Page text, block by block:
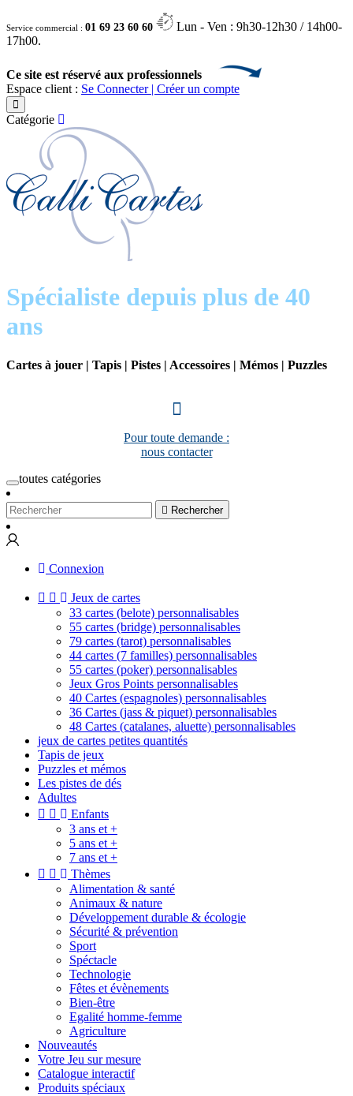
Service commercial : 01 69 23 60 60
Lun - Ven : 9h30-12h30 / 14h00-
17h00.
Ce site est réservé aux professionnels
Espace client : Se Connecter | Créer un compte
Catégorie
Spécialiste depuis plus de 40
ans
Cartes à jouer | Tapis | Pistes | Accessoires | Mémos | Puzzles
Pour toute demande :
nous contacter
toutes catégories
 Rechercher
Connexion
 
Jeux de cartes
33 cartes (belote) personnalisables
55 cartes (bridge) personnalisables
79 cartes (tarot) personnalisables
44 cartes (7 familles) personnalisables
55 cartes (poker) personnalisables
Jeux Gros Points personnalisables
40 Cartes (espagnoles) personnalisables
36 Cartes (jass & piquet) personnalisables
48 Cartes (catalanes, aluette) personnalisables
jeux de cartes petites quantités
Tapis de jeux
Puzzles et mémos
Les pistes de dés
Adultes
 
Enfants
3 ans et +
5 ans et +
7 ans et +
 
Thèmes
Alimentation & santé
Animaux & nature
Développement durable & écologie
Sécurité & prévention
Sport
Spéctacle
Technologie
Fêtes et évènements
Bien-être
Egalité homme-femme
Agriculture
Nouveautés
Votre Jeu sur mesure
Catalogue interactif
Produits spéciaux